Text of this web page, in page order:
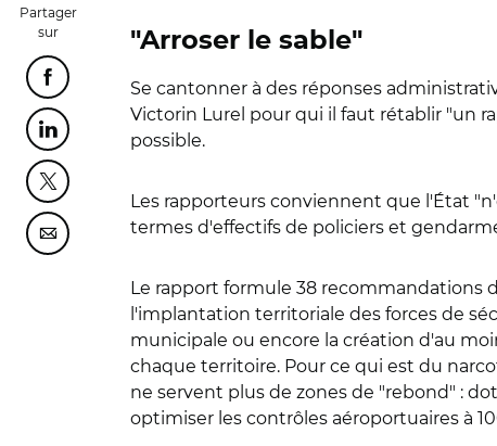
Partager
sur
Partager cette page sur Facebook
Partager cette page sur Linkedin
Partager cette page sur Twitter
Partager cette page sur Courriel
"Arroser le sable"
Se cantonner à des réponses
Victorin Lurel pour qui il faut rétablir "un
possible.
Les rapporteurs conviennent que l'État
termes d'effectifs de policiers et
Le rapport formule 38 recommandations
l'implantation territoriale des forces de
municipale ou encore la création d'au
chaque territoire. Pour ce qui est du
ne servent plus de zones de "rebond" :
optimiser les contrôles aéroportuaires à